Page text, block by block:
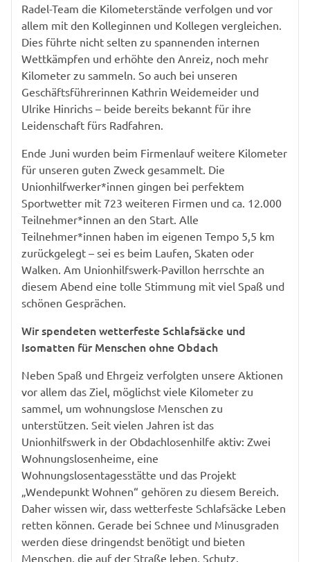
Radel-Team die Kilometerstände verfolgen und vor
allem mit den Kolleginnen und Kollegen vergleichen.
Dies führte nicht selten zu spannenden internen
Wettkämpfen und erhöhte den Anreiz, noch mehr
Kilometer zu sammeln. So auch bei unseren
Geschäftsführerinnen Kathrin Weidemeider und
Ulrike Hinrichs – beide bereits bekannt für ihre
Leidenschaft fürs Radfahren.
Ende Juni wurden beim Firmenlauf weitere Kilometer
für unseren guten Zweck gesammelt. Die
Unionhilfwerker*innen gingen bei perfektem
Sportwetter mit 723 weiteren Firmen und ca. 12.000
Teilnehmer*innen an den Start. Alle
Teilnehmer*innen haben im eigenen Tempo 5,5 km
zurückgelegt – sei es beim Laufen, Skaten oder
Walken. Am Unionhilfswerk-Pavillon herrschte an
diesem Abend eine tolle Stimmung mit viel Spaß und
schönen Gesprächen.
Wir spendeten wetterfeste Schlafsäcke und
Isomatten für Menschen ohne Obdach
Neben Spaß und Ehrgeiz verfolgten unsere Aktionen
vor allem das Ziel, möglichst viele Kilometer zu
sammel, um wohnungslose Menschen zu
unterstützen. Seit vielen Jahren ist das
Unionhilfswerk in der Obdachlosenhilfe aktiv: Zwei
Wohnungslosenheime, eine
Wohnungslosentagesstätte und das Projekt
„Wendepunkt Wohnen“ gehören zu diesem Bereich.
Daher wissen wir, dass wetterfeste Schlafsäcke Leben
retten können. Gerade bei Schnee und Minusgraden
werden diese dringendst benötigt und bieten
Menschen, die auf der Straße leben, Schutz.